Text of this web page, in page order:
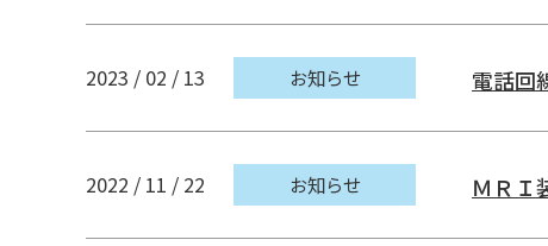
2023 / 02 / 13 お知らせ 電話回
2022 / 11 / 22 お知らせ ＭＲＩ
受付時間
午前 9時〜11時